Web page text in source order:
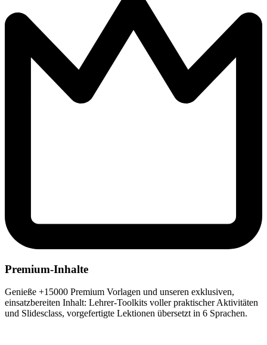
Premium-Inhalte
Genieße +15000 Premium Vorlagen und unseren exklusiven,
einsatzbereiten Inhalt: Lehrer-Toolkits voller praktischer Aktivitäten
und Slidesclass, vorgefertigte Lektionen übersetzt in 6 Sprachen.